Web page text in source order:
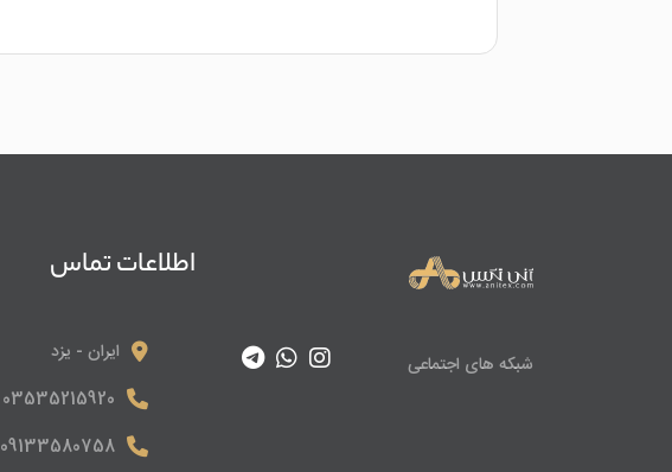
شبکه های اجتماعی
اطلاعات تماس
ایران - یزد
03535215920
09133580758